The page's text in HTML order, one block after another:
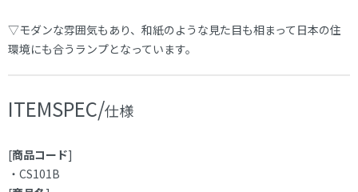
▽モダンな雰囲気もあり、和紙のような見た目も相まって日本の住
環境にも合うランプとなっています。
ITEMSPEC/仕様
[商品コード]
・CS101B